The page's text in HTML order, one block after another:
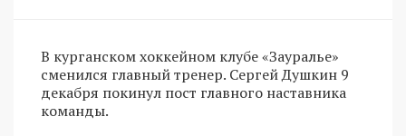
В курганском хоккейном клубе «Зауралье»
сменился главный тренер. Сергей Душкин 9
декабря покинул пост главного наставника
команды.